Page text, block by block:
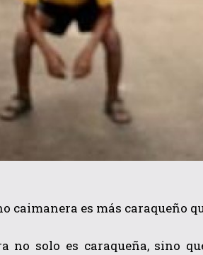
caimanera es más caraqueño
no solo es caraqueña, sino